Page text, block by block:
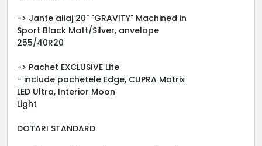
-> Jante aliaj 20" "GRAVITY" Machined in
Sport Black Matt/Silver, anvelope
255/40R20
-> Pachet EXCLUSIVE Lite
- include pachetele Edge, CUPRA Matrix
LED Ultra, Interior Moon
Light
DOTARI STANDARD